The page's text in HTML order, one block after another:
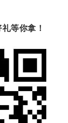
等你拿！